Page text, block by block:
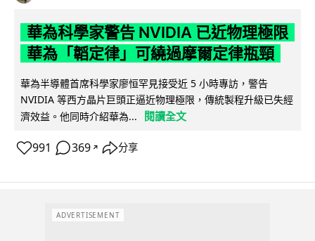
華為科學家警告 NVIDIA 已近物理極限
華為「韜定律」可繞過摩爾定律瓶頸
華為半導體首席科學家廖恒罕見接受近 5 小時專訪，警告
NVIDIA 等西方晶片巨頭正逼近物理極限，傳統製程升級已失經
濟效益。他同時介紹華為...
閱讀全文
991 369 ↗ 分享
ADVERTISEMENT